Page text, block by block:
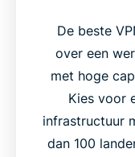
De beste
over een
met hoge
Kies voor
infrastructuur
dan 100